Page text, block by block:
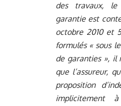
des travaux,
garantie est
octobre 2010 et
formulés « sous
de garanties », il
que l’assureur,
proposition
implicitement